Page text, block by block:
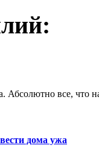
Абсолютно все, что
дома ужа